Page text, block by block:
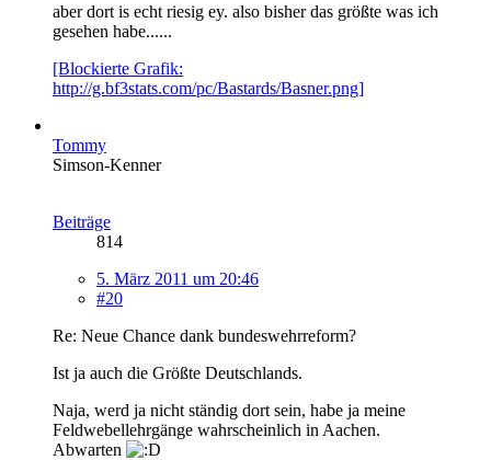
aber dort is echt riesig ey. also bisher das größte was ich
gesehen habe......
[Blockierte Grafik:
http://g.bf3stats.com/pc/Bastards/Basner.png]
Tommy
Simson-Kenner
Beiträge
814
5. März 2011 um 20:46
#20
Re: Neue Chance dank bundeswehrreform?
Ist ja auch die Größte Deutschlands.
Naja, werd ja nicht ständig dort sein, habe ja meine
Feldwebellehrgänge wahrscheinlich in Aachen.
Abwarten